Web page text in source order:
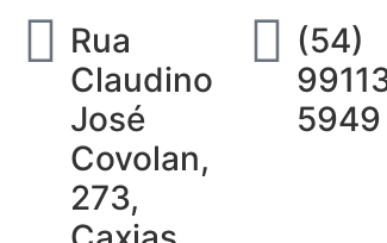
Rua
Claudino
José
Covolan,
273,
(54)
5949